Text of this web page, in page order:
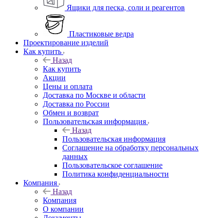
Ящики для песка, соли и реагентов
Пластиковые ведра
Проектирование изделий
Как купить
Назад
Как купить
Акции
Цены и оплата
Доставка по Москве и области
Доставка по России
Обмен и возврат
Пользовательская информация
Назад
Пользовательская информация
Соглашение на обработку персональных
данных
Пользовательское соглашение
Политика конфиденциальности
Компания
Назад
Компания
О компании